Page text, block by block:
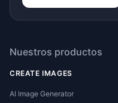
Nuestros productos
CREATE IMAGES
AI Image Generator